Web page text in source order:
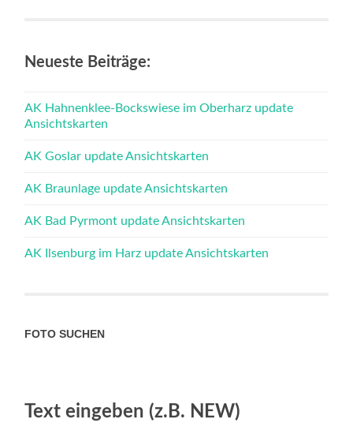
Neueste Beiträge:
AK Hahnenklee-Bockswiese im Oberharz update
Ansichtskarten
AK Goslar update Ansichtskarten
AK Braunlage update Ansichtskarten
AK Bad Pyrmont update Ansichtskarten
AK Ilsenburg im Harz update Ansichtskarten
FOTO SUCHEN
Text eingeben (z.B. NEW)